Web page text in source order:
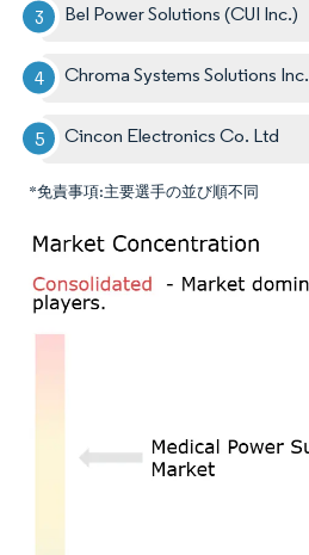
Bel Power Solutions (CUI Inc.)
Chroma Systems Solutions Inc.
Cincon Electronics Co. Ltd
*免責事項:主要選手の並び順不同